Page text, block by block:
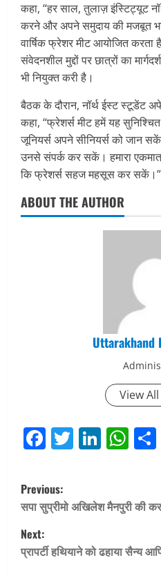
कहा, “हर साल, तुलाज़ इंस्टिट्यूट
करने और अपने समुदाय की मजबूत
वार्षिक फ्रेशर मीट आयोजित
संवेदनशील मुद्दों पर छात्रों का
भी नियुक्त करी है।
बैठक के दौरान, नॉर्थ ईस्ट स्टूडेंट
कहा, “फ्रेशर्स मीट हमें यह
जूनियर्स अपने सीनियर्स को जान
उनसे संपर्क कर सकें। हमारा
कि फ्रेशर्स सहज महसूस कर सकें।”
ABOUT THE AUTHOR
Uttarakhand
View
Facebook
Twitter
P
o
s
Previous:
सपा सुप्रीमो अखिलेश मैनपुरी की
Next:
प्रापर्टी हथियाने को ढहाया सैन्य